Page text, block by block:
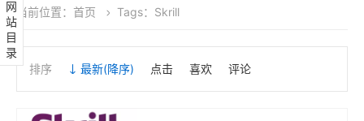
网站目录 当前位置： 首页 Tags：Skrill
排序 最新(降序) 点击 喜欢 评论